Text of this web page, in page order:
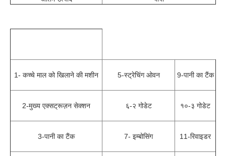
1- कच्चे माल को खिलाने की मशीन 5-स्ट्रेचिंग ओवन 9-पानी का टैंक
2-मुख्य एक्सट्रूज़न सेक्शन ६-२ गोडेट १०-३ गोडेट
3-पानी का टैंक 7- इम्बोसिंग 11-रिवाइडर